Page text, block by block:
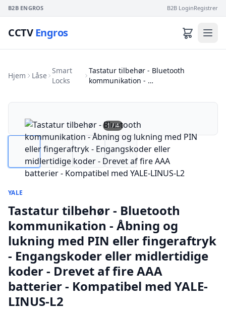
B2B ENGROS B2B LoginRegistrer
CCTVEngros
Hjem Låse
Smart
Locks
Tastatur tilbehør - Bluetooth
kommunikation - …
1/4
YALE
Tastatur tilbehør - Bluetooth
kommunikation - Åbning og
lukning med PIN eller fingeraftryk
- Engangskoder eller midlertidige
koder - Drevet af fire AAA
batterier - Kompatibel med YALE-
LINUS-L2